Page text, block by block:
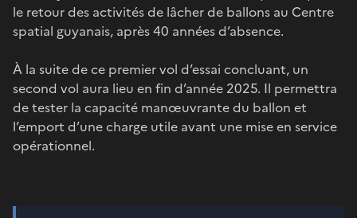
le retour des activités de lâcher de ballons au Centre
spatial guyanais, après 40 années d’absence.
À la suite de ce premier vol d’essai concluant, un
second vol aura lieu en fin d’année 2025. Il permettra
de tester la capacité manœuvrante du ballon et
l’emport d’une charge utile avant une mise en service
opérationnel.